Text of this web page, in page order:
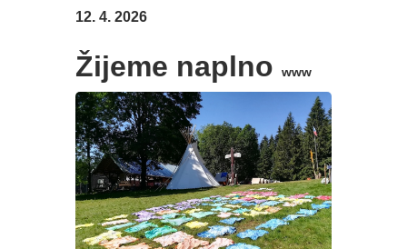
12. 4. 2026
Žijeme naplnowww